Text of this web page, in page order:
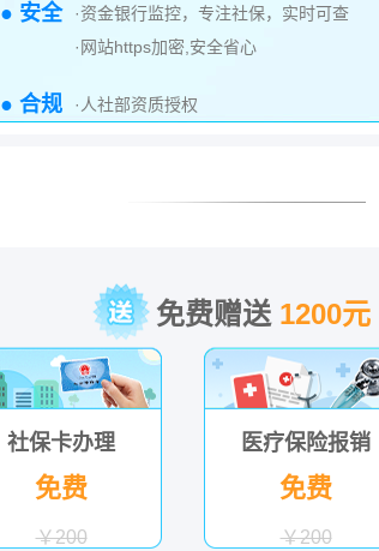
● 安全
·资金银行监控，专注社保，实时可查
·网站https加密,安全省心
● 合规 ·人社部资质授权
免费赠送 1200元
社保卡办理
免费
￥200
医疗保险报销
免费
￥200